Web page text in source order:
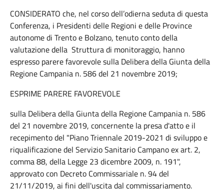
CONSIDERATO che, nel corso dell’odierna seduta di questa
Conferenza, i Presidenti delle Regioni e delle Province
autonome di Trento e Bolzano, tenuto conto della
valutazione della Struttura di monitoraggio, hanno
espresso parere favorevole sulla Delibera della Giunta della
Regione Campania n. 586 del 21 novembre 2019;
ESPRIME PARERE FAVOREVOLE
sulla Delibera della Giunta della Regione Campania n. 586
del 21 novembre 2019, concernente la presa d'atto e il
recepimento del "Piano Triennale 2019-2021 di sviluppo e
riqualificazione del Servizio Sanitario Campano ex art. 2,
comma 88, della Legge 23 dicembre 2009, n. 191",
approvato con Decreto Commissariale n. 94 del
21/11/2019, ai fini dell'uscita dal commissariamento.